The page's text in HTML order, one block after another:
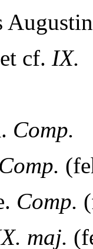
cf. IX.
Comp.
Comp.
Comp.
maj.